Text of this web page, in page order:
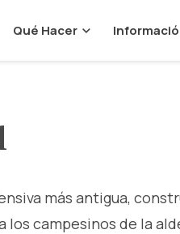
Qué Hacer
más antigua,
los campesinos de la